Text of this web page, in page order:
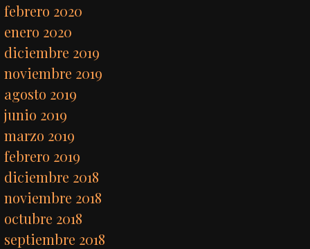
febrero 2020
enero 2020
diciembre 2019
noviembre 2019
agosto 2019
junio 2019
marzo 2019
febrero 2019
diciembre 2018
noviembre 2018
octubre 2018
septiembre 2018